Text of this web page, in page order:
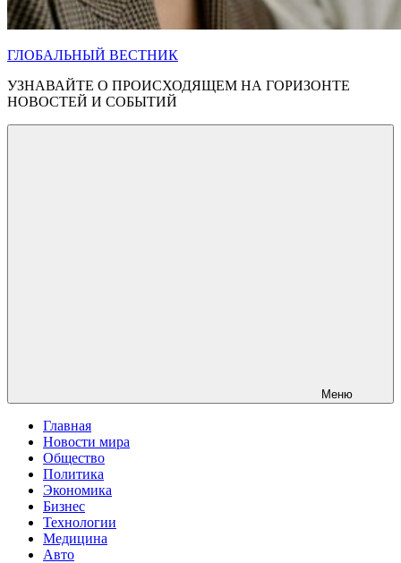
ГЛОБАЛЬНЫЙ ВЕСТНИК
УЗНАВАЙТЕ О ПРОИСХОДЯЩЕМ НА ГОРИЗОНТЕ
НОВОСТЕЙ И СОБЫТИЙ
Меню
Главная
Новости мира
Общество
Политика
Экономика
Бизнес
Технологии
Медицина
Авто